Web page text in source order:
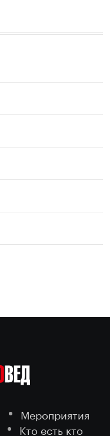
Мероприятия
Кто есть кто